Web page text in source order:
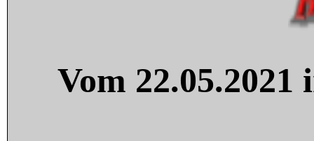
Vom